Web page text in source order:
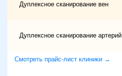
Дуплексное сканирование вен
Дуплексное сканирование артерий
Смотреть прайс-лист клиники →